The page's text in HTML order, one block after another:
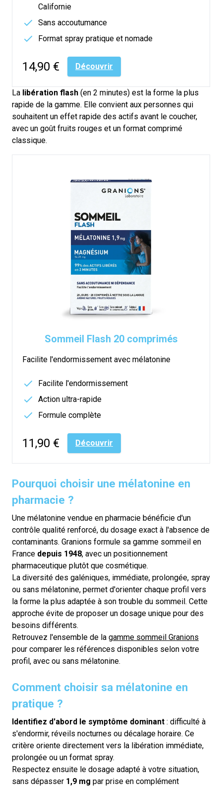
Californie
Sans accoutumance
Format spray pratique et nomade
14,90 € Découvrir
La libération flash (en 2 minutes) est la forme la plus
rapide de la gamme. Elle convient aux personnes qui
souhaitent un effet rapide des actifs avant le coucher,
avec un goût fruits rouges et un format comprimé
classique.
Sommeil Flash 20 comprimés
Facilite l'endormissement avec mélatonine
Facilite l'endormissement
Action ultra-rapide
Formule complète
11,90 € Découvrir
Pourquoi choisir une mélatonine en
pharmacie ?
Une mélatonine vendue en pharmacie bénéficie d'un
contrôle qualité renforcé, du dosage exact à l'absence de
contaminants. Granions formule sa gamme sommeil en
France depuis 1948, avec un positionnement
pharmaceutique plutôt que cosmétique.
La diversité des galéniques, immédiate, prolongée, spray
ou sans mélatonine, permet d'orienter chaque profil vers
la forme la plus adaptée à son trouble du sommeil. Cette
approche évite de proposer un dosage unique pour des
besoins différents.
Retrouvez l'ensemble de la gamme sommeil Granions
pour comparer les références disponibles selon votre
profil, avec ou sans mélatonine.
Comment choisir sa mélatonine en
pratique ?
Identifiez d'abord le symptôme dominant : difficulté à
s'endormir, réveils nocturnes ou décalage horaire. Ce
critère oriente directement vers la libération immédiate,
prolongée ou un format spray.
Respectez ensuite le dosage adapté à votre situation,
sans dépasser 1,9 mg par prise en complément